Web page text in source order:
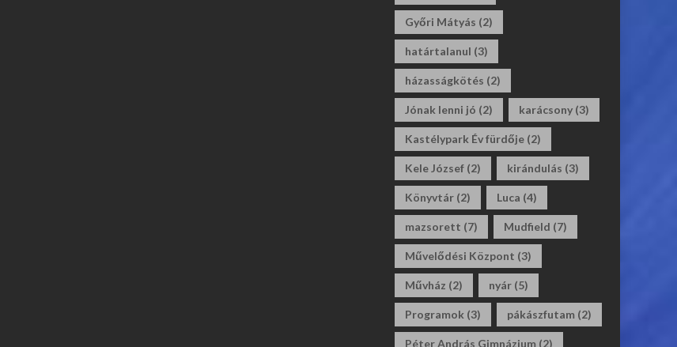
Győri Mátyás (2)
határtalanul (3)
házasságkötés (2)
Jónak lenni jó (2) karácsony (3)
Kastélypark Év fürdője (2)
Kele József (2) kirándulás (3)
Könyvtár (2) Luca (4)
mazsorett (7) Mudfield (7)
Művelődési Központ (3)
Művház (2) nyár (5)
Programok (3) pákászfutam (2)
Péter András Gimnázium (2)